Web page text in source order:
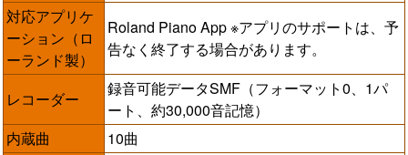
対応アプリケ
ーション（ロ
ーランド製）
Roland Piano App ※アプリのサポートは、予
告なく終了する場合があります。
レコーダー
録音可能データSMF（フォーマット0、1パ
ート、約30,000音記憶）
内蔵曲
10曲